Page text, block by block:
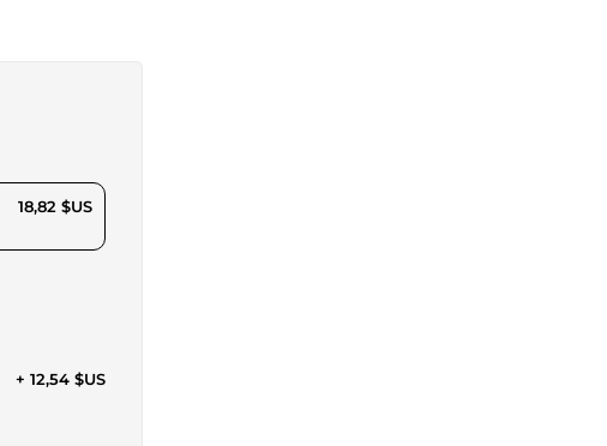
18,82 $US
+ 12,54 $US